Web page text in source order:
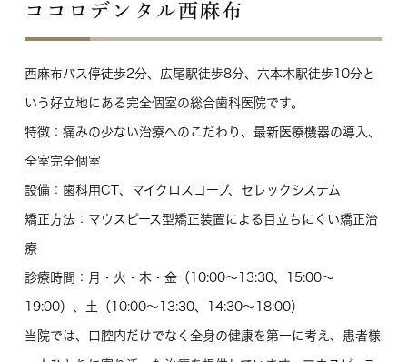
ココロデンタル西麻布
西麻布バス停徒歩2分、広尾駅徒歩8分、六本木駅徒歩10分と
いう好立地にある完全個室の総合歯科医院です。
特徴：痛みの少ない治療へのこだわり、最新医療機器の導入、
全室完全個室
設備：歯科用CT、マイクロスコープ、セレックシステム
矯正方法：マウスピース型矯正装置による目立ちにくい矯正治
療
診療時間 ：月・火・木・金（10:00～13:30、15:00～
19:00）、土（10:00～13:30、14:30～18:00）
当院では、口腔内だけでなく全身の健康を第一に考え、患者様